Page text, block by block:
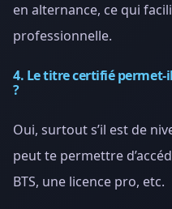
en alternance, ce qui
professionnelle.
4. Le titre certifié
?
Oui, surtout s’il est de
peut te permettre
BTS, une licence pro, etc.